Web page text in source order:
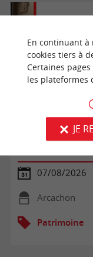
Visite libre du
07/08/2026
Arcachon
Patrimoine
En continuant à
cookies tiers à
Certaines
les plateformes
JE